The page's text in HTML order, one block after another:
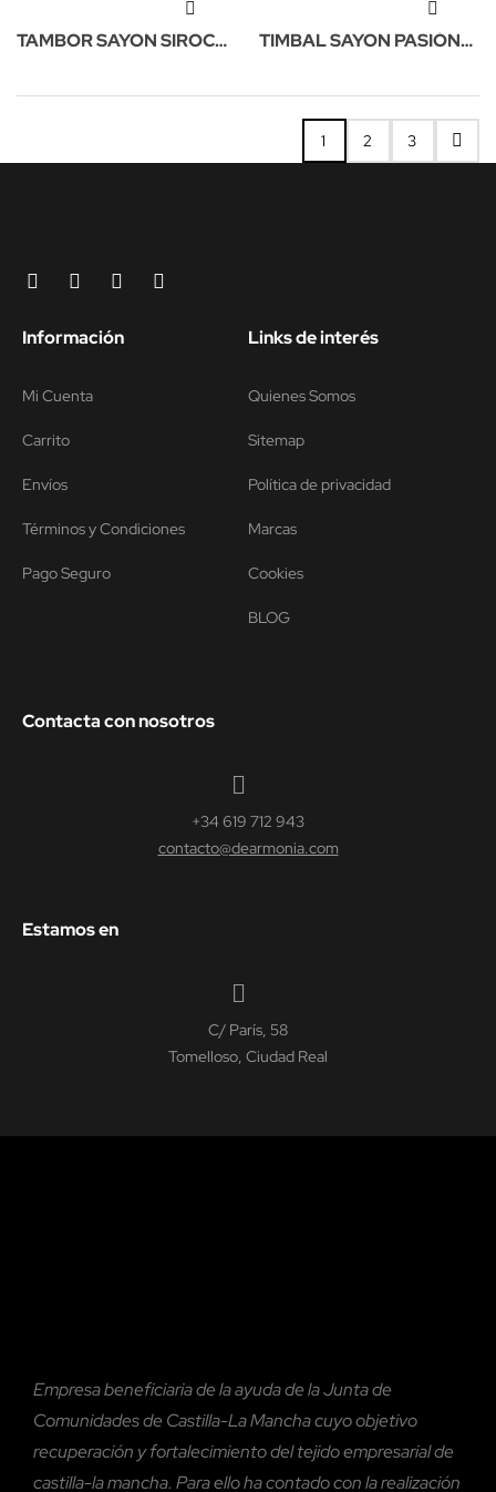
TAMBOR SAYON SIROCO
TIMBAL SAYON PASIÓN
NP
1 2 3
Información
Mi Cuenta
Carrito
Envíos
Términos y Condiciones
Pago Seguro
Links de interés
Quienes Somos
Sitemap
Política de privacidad
Marcas
Cookies
BLOG
Contacta con nosotros
+34 619 712 943
contacto@dearmonia.com
Estamos en
C/ París, 58
Tomelloso, Ciudad Real
Empresa beneficiaria de la ayuda de la Junta de
Comunidades de Castilla-La Mancha cuyo objetivo
recuperación y fortalecimiento del tejido empresarial de
castilla-la mancha. Para ello ha contado con la realización